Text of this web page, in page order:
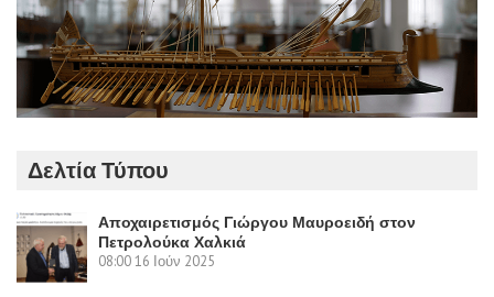
Δελτία Τύπου
Αποχαιρετισμός Γιώργου Μαυροειδή στον
Πετρολούκα Χαλκιά
08:0016 Ιούν 2025